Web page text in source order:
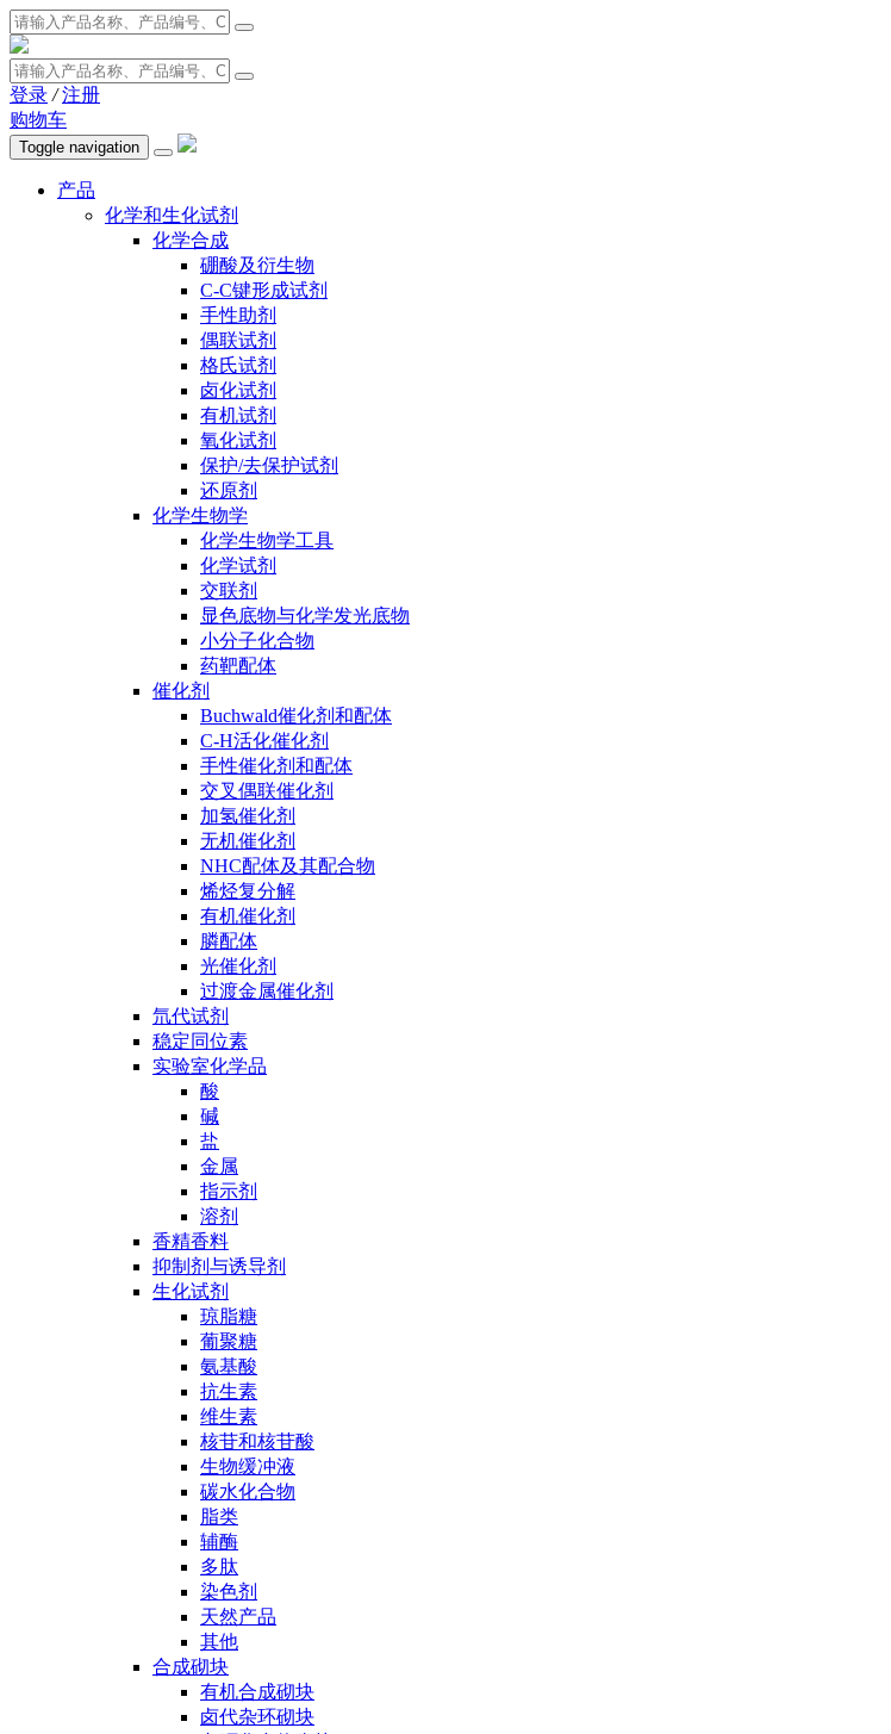
登录 / 注册
购物车
Toggle navigation
产品
化学和生化试剂
化学合成
硼酸及衍生物
C-C键形成试剂
手性助剂
偶联试剂
格氏试剂
卤化试剂
有机试剂
氧化试剂
保护/去保护试剂
还原剂
化学生物学
化学生物学工具
化学试剂
交联剂
显色底物与化学发光底物
小分子化合物
药靶配体
催化剂
Buchwald催化剂和配体
C-H活化催化剂
手性催化剂和配体
交叉偶联催化剂
加氢催化剂
无机催化剂
NHC配体及其配合物
烯烃复分解
有机催化剂
膦配体
光催化剂
过渡金属催化剂
氘代试剂
稳定同位素
实验室化学品
酸
碱
盐
金属
指示剂
溶剂
香精香料
抑制剂与诱导剂
生化试剂
琼脂糖
葡聚糖
氨基酸
抗生素
维生素
核苷和核苷酸
生物缓冲液
碳水化合物
脂类
辅酶
多肽
染色剂
天然产品
其他
合成砌块
有机合成砌块
卤代杂环砌块